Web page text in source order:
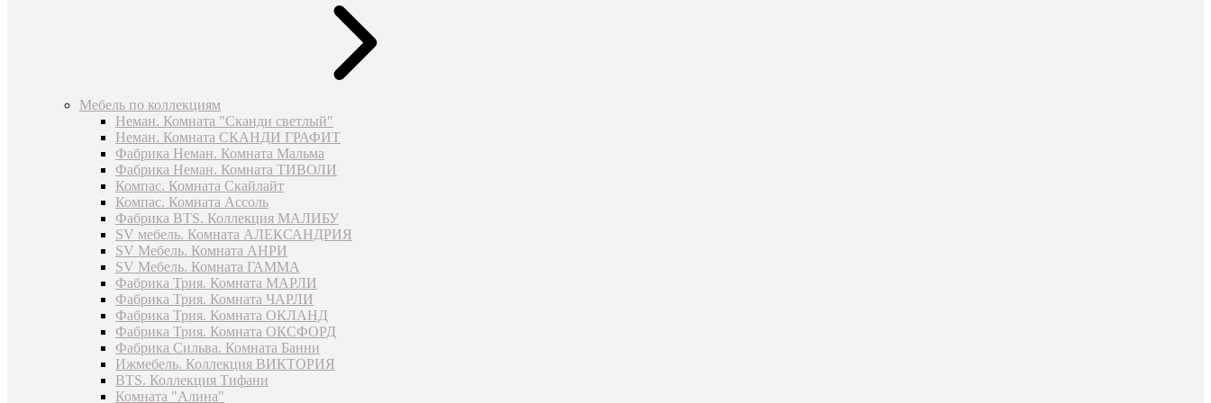
Мебель по коллекциям
Неман. Комната "Сканди светлый"
Неман. Комната СКАНДИ ГРАФИТ
Фабрика Неман. Комната Мальма
Фабрика Неман. Комната ТИВОЛИ
Компас. Комната Скайлайт
Компас. Комната Ассоль
Фабрика BTS. Коллекция МАЛИБУ
SV мебель. Комната АЛЕКСАНДРИЯ
SV Мебель. Комната АНРИ
SV Мебель. Комната ГАММА
Фабрика Трия. Комната МАРЛИ
Фабрика Трия. Комната ЧАРЛИ
Фабрика Трия. Комната ОКЛАНД
Фабрика Трия. Комната ОКСФОРД
Фабрика Сильва. Комната Банни
Ижмебель. Коллекция ВИКТОРИЯ
BTS. Коллекция Тифани
Комната "Алина"